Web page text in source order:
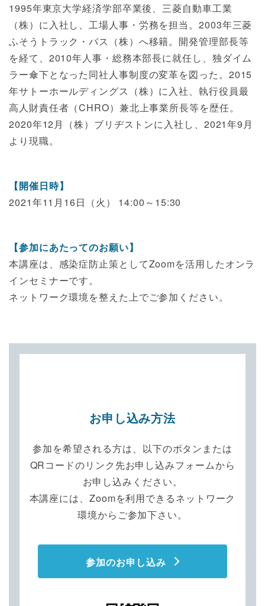
1995年東京大学経済学部卒業後、三菱自動車工業
（株）に入社し、工場人事・労務を担当。2003年三菱
ふそうトラック・バス（株）へ移籍。開発管理部長等
を経て、2010年人事・総務本部長に就任し、独ダイム
ラー傘下となった同社人事制度の変革を図った。2015
年サトーホールディングス（株）に入社、執行役員最
高人財責任者（CHRO）兼北上事業所長等を歴任。
2020年12月（株）ブリヂストンに入社し、2021年9月
より現職。
【開催日時】
2021年11月16日（火） 14:00～15:30
【参加にあたってのお願い】
本講座は、感染症防止策としてZoomを活用したオンラ
インセミナーです。
ネットワーク環境を整えた上でご参加ください。
お申し込み方法
参加を希望される方は、以下のボタンまたは
QRコードのリンク先お申し込みフォームから
お申し込みください。
本講座には、Zoomを利用できるネットワーク
環境からご参加下さい。
参加のお申し込み